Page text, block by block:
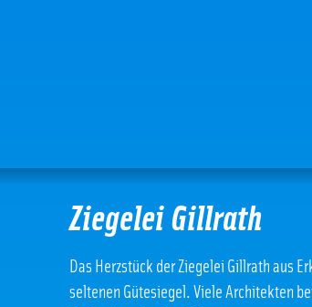
Ziegelei Gillrath
Das Herzstück der Ziegelei Gillrath aus
seltenen Gütesiegel. Viele Architekten